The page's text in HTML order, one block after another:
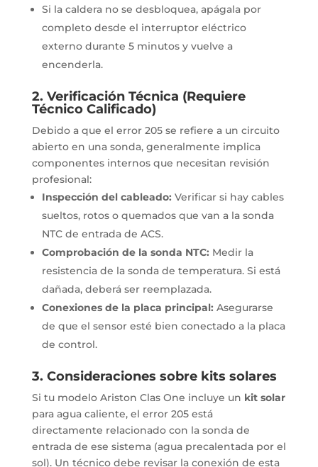
Si la caldera no se desbloquea, apágala por
completo desde el interruptor eléctrico
externo durante 5 minutos y vuelve a
encenderla.
2. Verificación Técnica (Requiere
Técnico Calificado)
Debido a que el error 205 se refiere a un circuito
abierto en una sonda, generalmente implica
componentes internos que necesitan revisión
profesional:
Inspección del cableado: Verificar si hay cables
sueltos, rotos o quemados que van a la sonda
NTC de entrada de ACS.
Comprobación de la sonda NTC: Medir la
resistencia de la sonda de temperatura. Si está
dañada, deberá ser reemplazada.
Conexiones de la placa principal: Asegurarse
de que el sensor esté bien conectado a la placa
de control.
3. Consideraciones sobre kits solares
Si tu modelo Ariston Clas One incluye un kit solar
para agua caliente, el error 205 está
directamente relacionado con la sonda de
entrada de ese sistema (agua precalentada por el
sol). Un técnico debe revisar la conexión de esta